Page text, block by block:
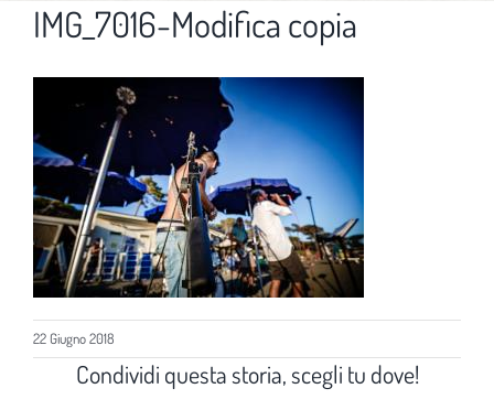
IMG_7016-Modifica copia
22 Giugno 2018
Condividi questa storia, scegli tu dove!